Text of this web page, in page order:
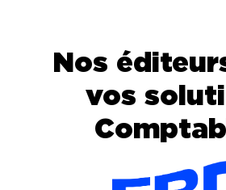
Nos
vos